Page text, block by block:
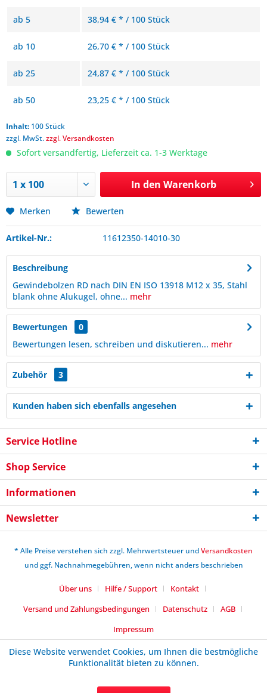
ab 5 38,94 € * / 100 Stück
ab 10 26,70 € * / 100 Stück
ab 25 24,87 € * / 100 Stück
ab 50 23,25 € * / 100 Stück
Inhalt: 100 Stück
zzgl. MwSt.zzgl. Versandkosten
Sofort versandfertig, Lieferzeit ca. 1-3 Werktage
In den Warenkorb
Merken Bewerten
Artikel-Nr.: 11612350-14010-30
Beschreibung
Gewindebolzen RD nach DIN EN ISO 13918 M12 x 35, Stahl
blank ohne Alukugel, ohne... mehr
Bewertungen
0
Bewertungen lesen, schreiben und diskutieren... mehr
Zubehör 3
Kunden haben sich ebenfalls angesehen
Service Hotline
Shop Service
Informationen
Newsletter
* Alle Preise verstehen sich zzgl. Mehrwertsteuer undVersandkosten
und ggf. Nachnahmegebühren, wenn nicht anders beschrieben
Über uns Hilfe / Support
Kontakt
Versand und Zahlungsbedingungen
Datenschutz
AGB
Impressum
Diese Website verwendet Cookies, um Ihnen die bestmögliche
Funktionalität bieten zu können.